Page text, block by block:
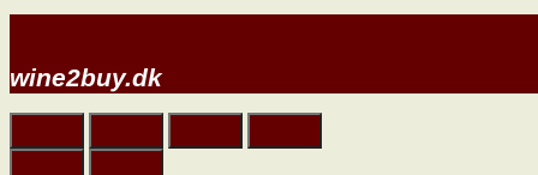
wine2buy.dk